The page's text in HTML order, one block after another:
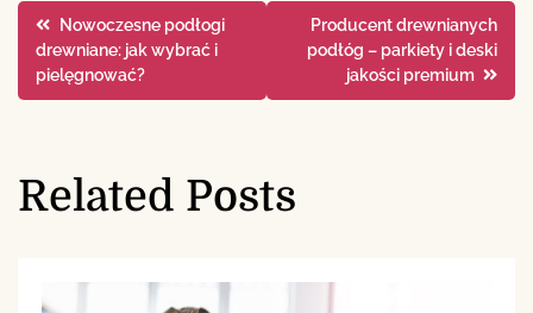
Nawigacja
wpisu
Nowoczesne podłogi
drewniane: jak wybrać i
pielęgnować?
Producent drewnianych
podłóg – parkiety i deski
jakości premium
Related Posts